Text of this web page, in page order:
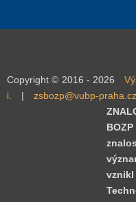
Copyright © 2016 - 2026
i.
|
zsbozp@vubp-praha.cz